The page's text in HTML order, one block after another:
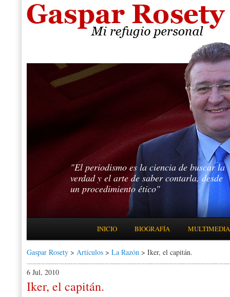
"El periodismo es la ciencia de buscar la
verdad y el arte de saber contarla, desde
un procedimiento ético"
IR AL CONTENIDO PRINCIPAL
IR AL CONTENIDO SECUNDARIO
INICIO BIOGRAFÍA MULTIMEDIA
Gaspar Rosety > Artículos > La Razón > Iker, el capitán.
6 Jul, 2010
Iker, el capitán.